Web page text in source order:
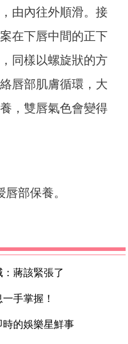
由內往外順滑。接
在下唇中間的正下
同樣以螺旋狀的方
唇部肌膚循環，大
，雙唇氣色會變得
部保養。
蔣該緊張了
手掌握！
的娛樂星鮮事